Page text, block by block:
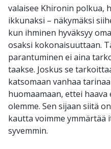
valaisee Khironin polkua,
ikkunaksi – näkymäksi
kun ihminen hyväksyy
osaksi kokonaisuuttaan.
parantuminen ei aina
taakse. Joskus se
katsomaan vanhaa
huomaamaan, ettei
olemme. Sen sijaan siitä
kautta voimme ymmärtää
syvemmin.